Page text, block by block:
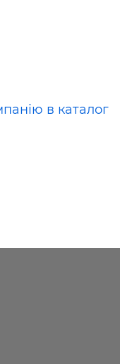
в каталог